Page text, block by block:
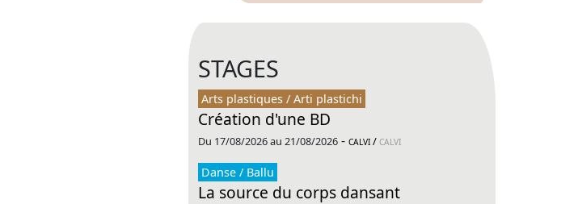
STAGES
Arts plastiques / Arti plastichi
Création d'une BD
Du 17/08/2026 au 21/08/2026 - CALVI / CALVI
Danse / Ballu
La source du corps dansant